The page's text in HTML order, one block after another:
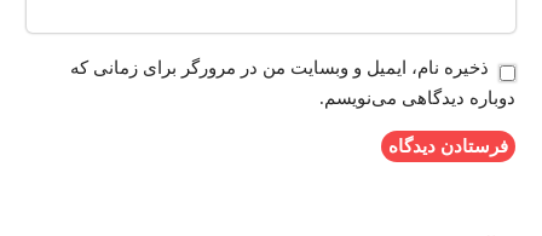
ذخیره نام، ایمیل و وبسایت من در مرورگر برای زمانی که
دوباره دیدگاهی می‌نویسم.